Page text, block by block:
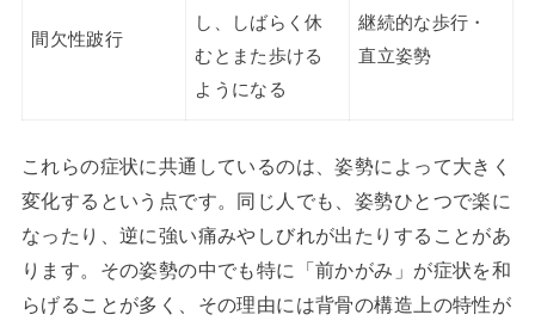
間欠性跛行
し、しばらく休
むとまた歩ける
ようになる
継続的な歩行・
直立姿勢
これらの症状に共通しているのは、姿勢によって大きく
変化するという点です。同じ人でも、姿勢ひとつで楽に
なったり、逆に強い痛みやしびれが出たりすることがあ
ります。その姿勢の中でも特に「前かがみ」が症状を和
らげることが多く、その理由には背骨の構造上の特性が